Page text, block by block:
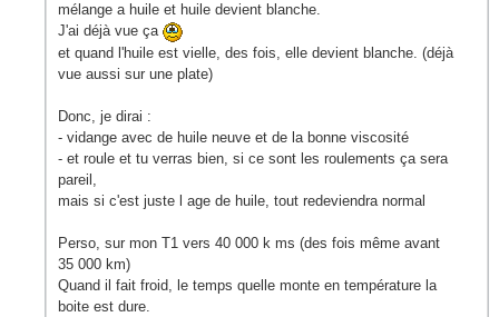
mélange a huile et huile devient blanche.
J'ai déjà vue ça
et quand l'huile est vielle, des fois, elle devient blanche. (déjà
vue aussi sur une plate)
Donc, je dirai :
- vidange avec de huile neuve et de la bonne viscosité
- et roule et tu verras bien, si ce sont les roulements ça sera
pareil,
mais si c'est juste l age de huile, tout redeviendra normal
Perso, sur mon T1 vers 40 000 k ms (des fois même avant
35 000 km)
Quand il fait froid, le temps quelle monte en température la
boite est dure.